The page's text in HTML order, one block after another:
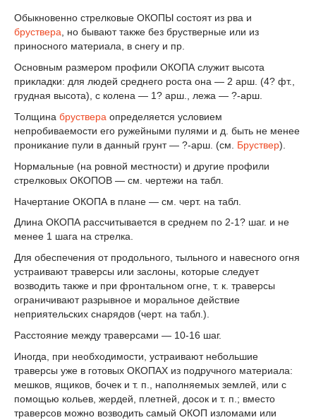
Обыкновенно стрелковые ОКОПЫ состоят из рва и
бруствера, но бывают также без брустверные или из
приносного материала, в снегу и пр.
Основным размером профили ОКОПА служит высота
прикладки: для людей среднего роста она — 2 арш. (4? фт.,
грудная высота), с колена — 1? арш., лежа — ?-арш.
Толщина бруствера определяется условием
непробиваемости его ружейными пулями и д. быть не менее
проникание пули в данный грунт — ?-арш. (см. Бруствер).
Нормальные (на ровной местности) и другие профили
стрелковых ОКОПОВ — см. чертежи на табл.
Начертание ОКОПА в плане — см. черт. на табл.
Длина ОКОПА рассчитывается в среднем по 2-1? шаг. и не
менее 1 шага на стрелка.
Для обеспечения от продольного, тыльного и навесного огня
устраивают траверсы или заслоны, которые следует
возводить также и при фронтальном огне, т. к. траверсы
ограничивают разрывное и моральное действие
неприятельских снарядов (черт. на табл.).
Расстояние между траверсами — 10-16 шаг.
Иногда, при необходимости, устраивают небольшие
траверсы уже в готовых ОКОПАХ из подручного материала:
мешков, ящиков, бочек и т. п., наполняемых землей, или с
помощью кольев, жердей, плетней, досок и т. п.; вместо
траверсов можно возводить самый ОКОП изломами или